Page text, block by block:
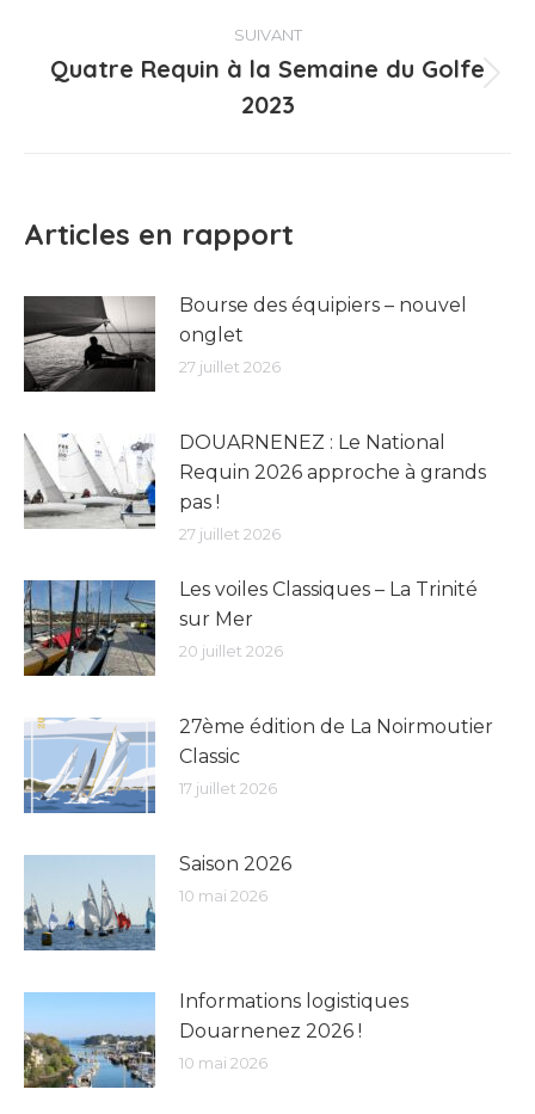
SUIVANT
suivant
Quatre Requin à la Semaine du Golfe
2023
Articles en rapport
Bourse des équipiers – nouvel
onglet
27 juillet 2026
DOUARNENEZ : Le National
Requin 2026 approche à grands
pas !
27 juillet 2026
Les voiles Classiques – La Trinité
sur Mer
20 juillet 2026
27ème édition de La Noirmoutier
Classic
17 juillet 2026
Saison 2026
10 mai 2026
Informations logistiques
Douarnenez 2026 !
10 mai 2026